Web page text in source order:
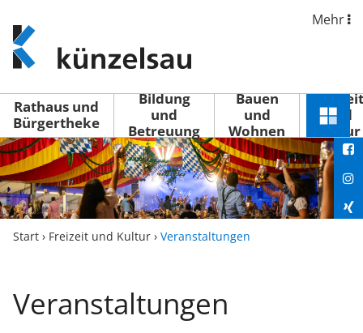
www.kuenzelsau.de
(zur
Startseite)
Mehr
Rathaus und
Bürgertheke
Bildung
und
Betreuung
Bauen
und
Wohnen
Freizeit
und
Kultur
Menü
Start › Freizeit und Kultur › Veranstaltungen
Veranstaltungen